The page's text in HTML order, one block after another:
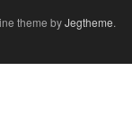
theme byJegtheme.